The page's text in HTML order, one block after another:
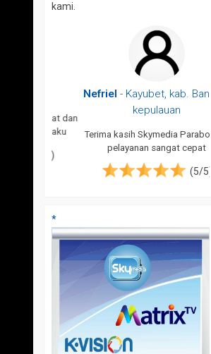
kami.
Nefriel- Kayubet, kab. Banggai
kepulauan
Terima kasih Skymedia Parabolaku,
pelayanan sangat cepat
(5/5)
*